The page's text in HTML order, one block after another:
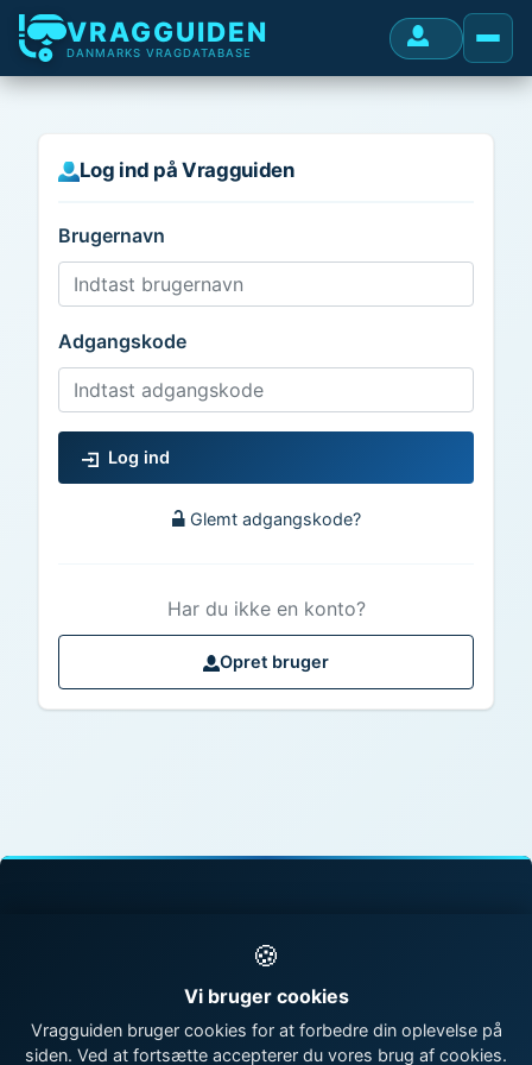
VRAGGUIDEN
DANMARKS VRAGDATABASE
Log ind på Vragguiden
Brugernavn
Adgangskode
Log ind
Glemt adgangskode?
Har du ikke en konto?
Opret bruger
vragdatabase
| Om Vragguiden
🍪
Vi bruger cookies
Vragguiden bruger cookies for at forbedre din oplevelse på
siden. Ved at fortsætte accepterer du vores brug af cookies.